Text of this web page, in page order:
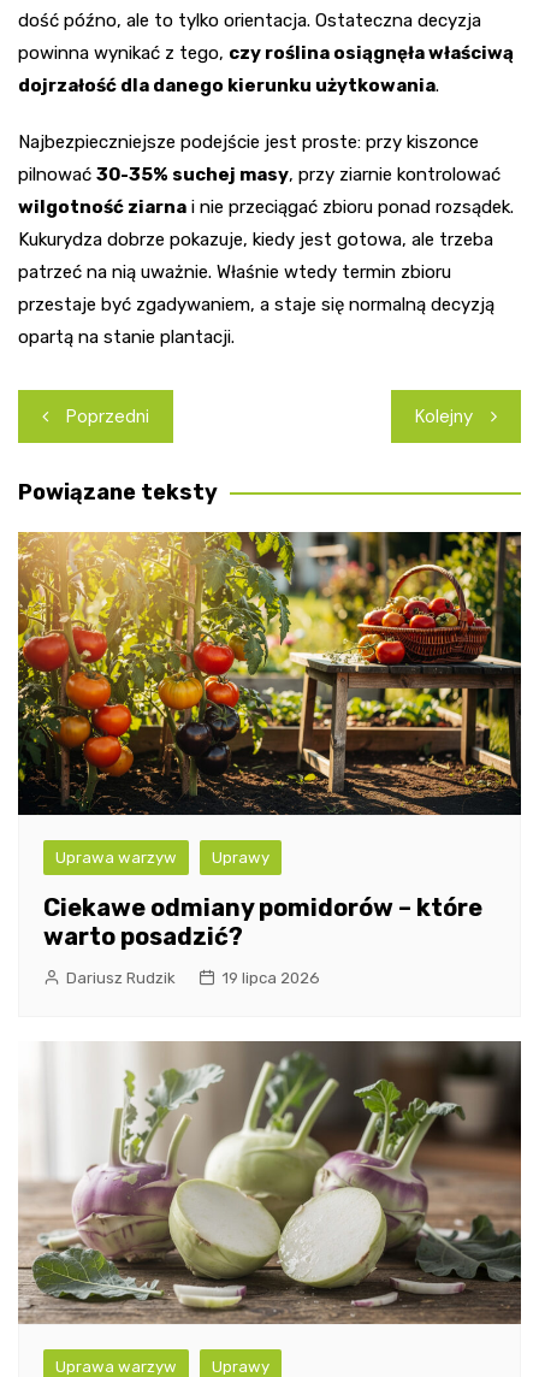
dość późno, ale to tylko orientacja. Ostateczna decyzja
powinna wynikać z tego, czy roślina osiągnęła właściwą
dojrzałość dla danego kierunku użytkowania.
Najbezpieczniejsze podejście jest proste: przy kiszonce
pilnować 30-35% suchej masy, przy ziarnie kontrolować
wilgotność ziarna i nie przeciągać zbioru ponad rozsądek.
Kukurydza dobrze pokazuje, kiedy jest gotowa, ale trzeba
patrzeć na nią uważnie. Właśnie wtedy termin zbioru
przestaje być zgadywaniem, a staje się normalną decyzją
opartą na stanie plantacji.
Nawigacja
wpisu
Poprzedni Kolejny
Powiązane teksty
Uprawa warzyw Uprawy
Ciekawe odmiany pomidorów – które
warto posadzić?
Dariusz Rudzik 19 lipca 2026
Uprawa warzyw Uprawy